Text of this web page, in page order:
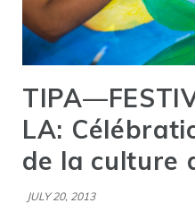
LA:
de la culture
JULY 20, 2013